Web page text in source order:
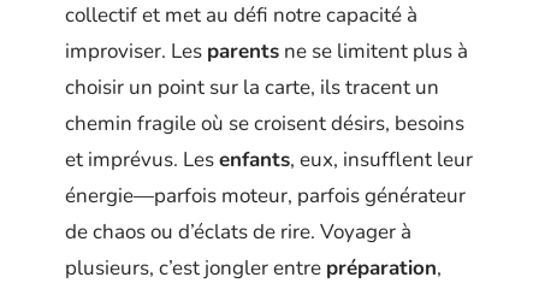
collectif et met au défi notre capacité à
improviser. Les parents ne se limitent plus à
choisir un point sur la carte, ils tracent un
chemin fragile où se croisent désirs, besoins
et imprévus. Lesenfants, eux, insufflent leur
énergie—parfois moteur, parfois générateur
de chaos ou d’éclats de rire. Voyager à
plusieurs, c’est jongler entre préparation,